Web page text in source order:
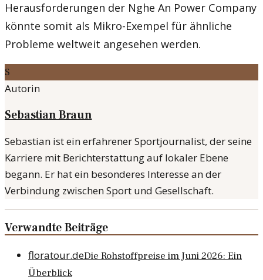
Herausforderungen der Nghe An Power Company
könnte somit als Mikro-Exempel für ähnliche
Probleme weltweit angesehen werden.
S
Autorin
Sebastian Braun
Sebastian ist ein erfahrener Sportjournalist, der seine
Karriere mit Berichterstattung auf lokaler Ebene
begann. Er hat ein besonderes Interesse an der
Verbindung zwischen Sport und Gesellschaft.
Verwandte Beiträge
floratour.deDie Rohstoffpreise im Juni 2026: Ein
Überblick